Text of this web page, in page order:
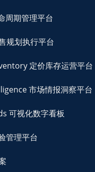
周期管理平台
规划执行平台
定价库存运营平台
市场情报洞察平台
可视化数字看板
管理平台